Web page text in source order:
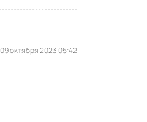
09 октября 2023 05:42